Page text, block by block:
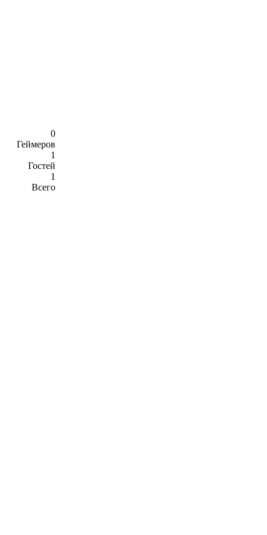
0
Геймеров
1
Гостей
1
Всего